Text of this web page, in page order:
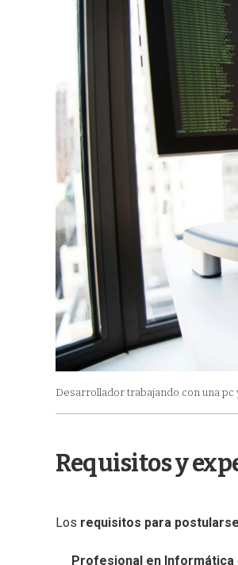
Desarrollador trabajando con una
Requisitos y
Los requisitos para
Profesional en Informática